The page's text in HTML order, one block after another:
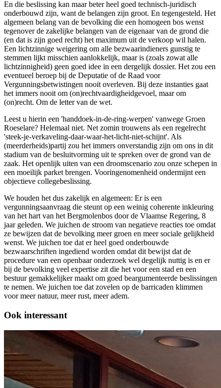
En die beslissing kan maar beter heel goed technisch-juridisch
onderbouwd zijn, want de belangen zijn groot. En tegengesteld. Het
algemeen belang van de bevolking die een homogeen bos wenst
tegenover de zakelijke belangen van de eigenaar van de grond die
(en dat is zijn goed recht) het maximum uit de verkoop wil halen.
Een lichtzinnige weigering om alle bezwaarindieners gunstig te
stemmen lijkt misschien aanlokkelijk, maar is (zoals zowat alle
lichtzinnigheid) geen goed idee in een dergelijk dossier. Het zou een
eventueel beroep bij de Deputatie of de Raad voor
Vergunningsbetwistingen nooit overleven. Bij deze instanties gaat
het immers nooit om (on)rechtvaardigheidgevoel, maar om
(on)recht. Om de letter van de wet.
Leest u hierin een 'handdoek-in-de-ring-werpen' vanwege Groen
Roeselare? Helemaal niet. Net zomin trouwens als een regelrecht
'steek-je-verkaveling-daar-waar-het-licht-niet-schijnt'. Als
(meerderheids)partij zou het immers onverstandig zijn om ons in dit
stadium van de besluitvorming uit te spreken over de grond van de
zaak. Het openlijk uiten van een droomscenario zou onze schepen in
een moeilijk parket brengen. Vooringenomenheid ondermijnt een
objectieve collegebeslissing.
We houden het dus zakelijk en algemeen: Er is een
vergunningsaanvraag die steunt op een weinig coherente inkleuring
van het hart van het Bergmolenbos door de Vlaamse Regering, 8
jaar geleden. We juichen de stroom van negatieve reacties toe omdat
ze bewijzen dat de bevolking meer groen en meer sociale gelijkheid
wenst. We juichen toe dat er heel goed onderbouwde
bezwaarschriften ingediend worden omdat dit bewijst dat de
procedure van een openbaar onderzoek wel degelijk nuttig is en er
bij de bevolking veel expertise zit die het voor een stad en een
bestuur gemakkelijker maakt om goed beargumenteerde beslissingen
te nemen. We juichen toe dat zovelen op de barricaden klimmen
voor meer natuur, meer rust, meer adem.
Ook interessant